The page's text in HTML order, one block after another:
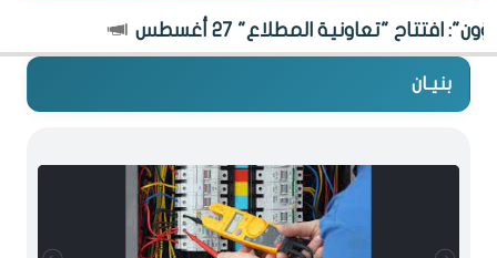
افتتاح "تعاونية المطلاع" 27 أغسطس
بنيـان